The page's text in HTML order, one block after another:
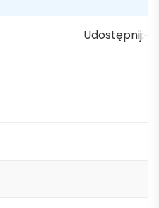
Udostępnij: